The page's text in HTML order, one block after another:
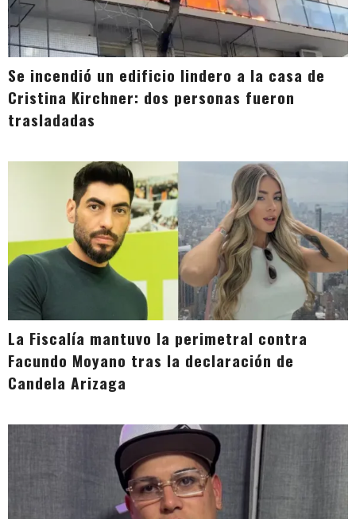
Se incendió un edificio lindero a la casa de
Cristina Kirchner: dos personas fueron
trasladadas
La Fiscalía mantuvo la perimetral contra
Facundo Moyano tras la declaración de
Candela Arizaga